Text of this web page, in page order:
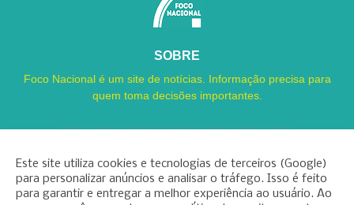
SOBRE
Foco Nacional é um site de notícias. Informação precisa para
quem toma decisões importantes.
Copyright ©2026 Foco Nacional
Este site utiliza cookies e tecnologias de terceiros (Google)
para personalizar anúncios e analisar o tráfego. Isso é feito
para garantir e entregar a melhor experiência ao usuário. Ao